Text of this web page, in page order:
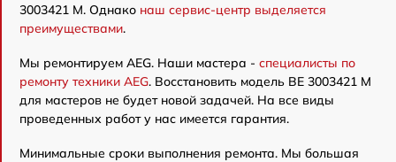
3003421 M. Однако наш сервис-центр выделяется
преимуществами.
Мы ремонтируем AEG. Наши мастера - специалисты по
ремонту техники AEG. Восстановить модель BE 3003421 M
для мастеров не будет новой задачей. На все виды
проведенных работ у нас имеется гарантия.
Минимальные сроки выполнения ремонта. Мы большая